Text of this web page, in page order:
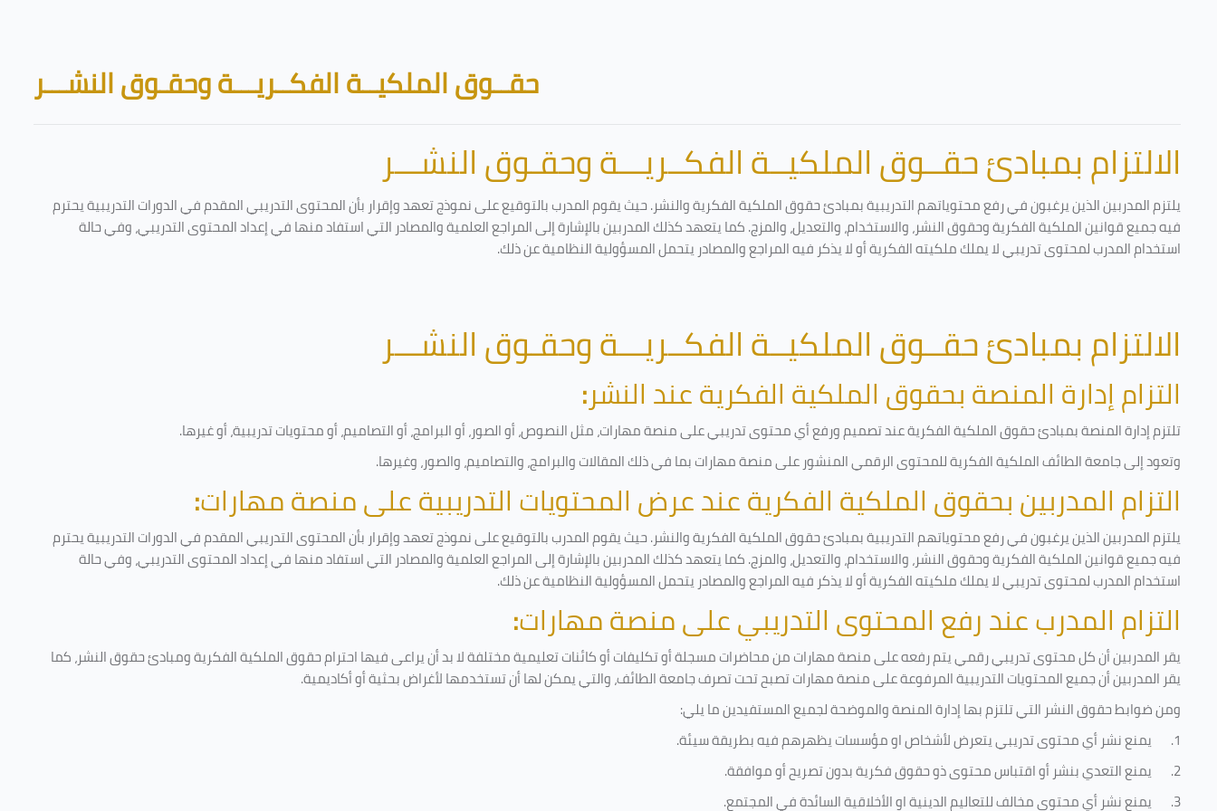
Blocks
حقــوق الملكيــة الفكــريـــة وحقـوق النشـــر
الالتزام بمبادئ حقــوق الملكيــة الفكــريـــة وحقـوق النشـــر
يلتزم المدربين الذين يرغبون في رفع محتوياتهم التدريبية بمبادئ حقوق الملكية الفكرية والنشر. حيث يقوم المدرب بالتوقيع على نموذج تعهد وإقرار بأن المحتوى التدريبي المقدم في الدورات التدريبية يحترم
فيه جميع قوانين الملكية الفكرية وحقوق النشر، والاستخدام، والتعديل، والمزج. كما يتعهد كذلك المدربين بالإشارة إلى المراجع العلمية والمصادر التي استفاد منها في إعداد المحتوى التدريبي، وفي حالة
استخدام المدرب لمحتوى تدريبي لا يملك ملكيته الفكرية أو لا يذكر فيه المراجع والمصادر يتحمل المسؤولية النظامية عن ذلك.
الالتزام بمبادئ حقــوق الملكيــة الفكــريـــة وحقـوق النشـــر
التزام إدارة المنصة بحقوق الملكية الفكرية عند النشر:
تلتزم إدارة المنصة بمبادئ حقوق الملكية الفكرية عند تصميم ورفع أي محتوى تدريبي على منصة مهارات، مثل النصوص، أو الصور، أو البرامج، أو التصاميم، أو محتويات تدريبية، أو غيرها.
وتعود إلى جامعة الطائف الملكية الفكرية للمحتوى الرقمي المنشور على منصة مهارات بما في ذلك المقالات والبرامج، والتصاميم، والصور، وغيرها.
التزام المدربين بحقوق الملكية الفكرية عند عرض المحتويات التدريبية على منصة مهارات:
يلتزم المدربين الذين يرغبون في رفع محتوياتهم التدريبية بمبادئ حقوق الملكية الفكرية والنشر. حيث يقوم المدرب بالتوقيع على نموذج تعهد وإقرار بأن المحتوى التدريبي المقدم في الدورات التدريبية يحترم
فيه جميع قوانين الملكية الفكرية وحقوق النشر، والاستخدام، والتعديل، والمزج. كما يتعهد كذلك المدربين بالإشارة إلى المراجع العلمية والمصادر التي استفاد منها في إعداد المحتوى التدريبي، وفي حالة
استخدام المدرب لمحتوى تدريبي لا يملك ملكيته الفكرية أو لا يذكر فيه المراجع والمصادر يتحمل المسؤولية النظامية عن ذلك.
التزام المدرب عند رفع المحتوى التدريبي على منصة مهارات:
يقر المدربين أن كل محتوى تدريبي رقمي يتم رفعه على منصة مهارات من محاضرات مسجلة أو تكليفات أو كائنات تعليمية مختلفة لا بد أن يراعى فيها احترام حقوق الملكية الفكرية ومبادئ حقوق النشر، كما
يقر المدربين أن جميع المحتويات التدريبية المرفوعة على منصة مهارات تصبح تحت تصرف جامعة الطائف، والتي يمكن لها أن تستخدمها لأغراض بحثية أو أكاديمية.
ومن ضوابط حقوق النشر التي تلتزم بها إدارة المنصة والموضحة لجميع المستفيدين ما يلي:
1.
يمنع نشر أي محتوى تدريبي يتعرض لأشخاص او مؤسسات يظهرهم فيه بطريقة سيئة.
2.
يمنع التعدي بنشر أو اقتباس محتوى ذو حقوق فكرية بدون تصريح أو موافقة.
3.
يمنع نشر أي محتوى مخالف للتعاليم الدينية او الأخلاقية السائدة في المجتمع.